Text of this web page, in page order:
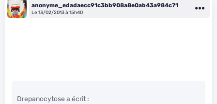
anonyme_edadaecc91c3bb908a8e0ab43a984c71
Le 13/02/2013 à 15h40
Drepanocytose a écrit :